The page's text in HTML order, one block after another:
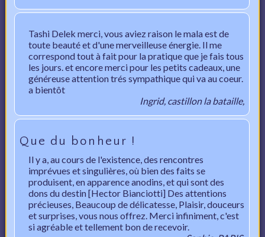
Tashi Delek merci, vous aviez raison le mala est de
toute beauté et d'une merveilleuse énergie. Il me
correspond tout à fait pour la pratique que je fais tous
les jours. et encore merci pour les petits cadeaux, une
généreuse attention trés sympathique qui va au coeur.
a bientôt
Ingrid, castillon la bataille,
Que du bonheur !
Il y a, au cours de l'existence, des rencontres
imprévues et singulières, où bien des faits se
produisent, en apparence anodins, et qui sont des
dons du destin [Hector Bianciotti] Des attentions
précieuses, Beaucoup de délicatesse, Plaisir, douceurs
et surprises, vous nous offrez. Merci infiniment, c'est
si agréable et tellement bon de recevoir.